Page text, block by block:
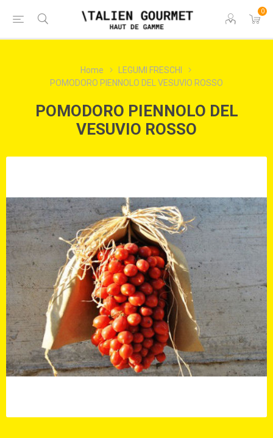
0
Home
LEGUMI FRESCHI
POMODORO PIENNOLO DEL VESUVIO ROSSO
POMODORO PIENNOLO DEL
VESUVIO ROSSO